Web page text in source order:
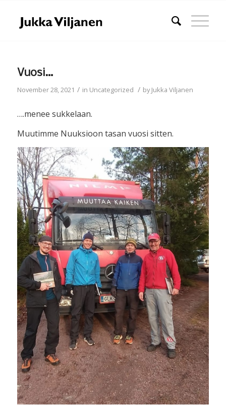
Vuosi…
November 28, 2021 / in Uncategorized / byJukka Viljanen
….menee sukkelaan.
Muutimme Nuuksioon tasan vuosi sitten.